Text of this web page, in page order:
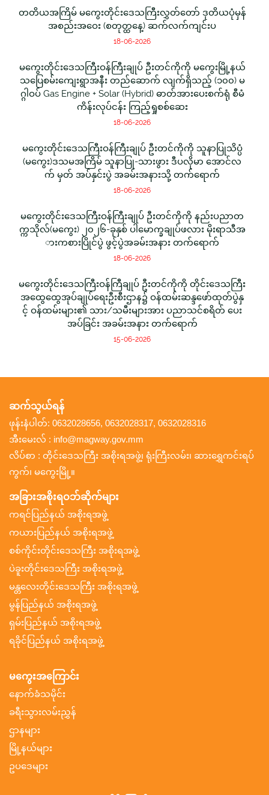
တတိယအကြိမ် မကွေးတိုင်းဒေသကြီးလွှတ်တော် ဒုတိယပုံမှန်
အစည်းအဝေး (စတုတ္ထနေ့) ဆက်လက်ကျင်းပ
18-06-2026
မကွေးတိုင်းဒေသကြီးဝန်ကြီးချုပ် ဦးတင်ကိုကို မကွေးမြို့နယ်
သပြေစမ်းကျေးရွာအနီး တည်ဆောက် လျက်ရှိသည့် (၁၀၀) မ
ဂ္ဂါဝပ် Gas Engine + Solar (Hybrid) ဓာတ်အားပေးစက်ရုံ စီမံ
ကိန်းလုပ်ငန်း ကြည့်ရှုစစ်ဆေး
18-06-2026
မကွေးတိုင်းဒေသကြီးဝန်ကြီးချုပ် ဦးတင်ကိုကို သူနာပြုသိပ္ပံ
(မကွေး)ဒသမအကြိမ် သူနာပြု-သားဖွား ဒီပလိုမာ အောင်လ
က် မှတ် အပ်နှင်းပွဲ အခမ်းအနားသို့ တက်ရောက်
18-06-2026
မကွေးတိုင်းဒေသကြီးဝန်ကြီးချုပ် ဦးတင်ကိုကို နည်းပညာတ
က္ကသိုလ်(မကွေး) ၂၀၂၆-ခုနှစ် ပါမောက္ခချုပ်ဖလား မိုးရာသီအ
ားကစားပြိုင်ပွဲ ဖွင့်ပွဲအခမ်းအနား တက်ရောက်
18-06-2026
မကွေးတိုင်းဒေသကြီးဝန်ကြီချုပ် ဦးတင်ကိုကို တိုင်းဒေသကြီး
အထွေထွေအုပ်ချုပ်ရေးဦးစီးဌာန၌ ဝန်ထမ်းဆန္ဒဖော်ထုတ်ပွဲနှ
င့် ဝန်ထမ်းများ၏ သား/သမီးများအား ပညာသင်စရိတ် ပေး
အပ်ခြင်း အခမ်းအနား တက်ရောက်
15-06-2026
ဆက်သွယ်ရန်
ဖုန်းနံပါတ်: 0632028656, 0632028317, 0632028316
အီးမေးလ် : info@magway.gov.mm
လိပ်စာ : တိုင်းဒေသကြီး အစိုးရအဖွဲ့၊ ရုံးကြီးလမ်း၊ ဆားရွှေကင်းရပ်
ကွက်၊ မကွေးမြို့။
အခြားအစိုးရဝဘ်ဆိုက်များ
ကရင်ပြည်နယ် အစိုးရအဖွဲ့
ကယားပြည်နယ် အစိုးရအဖွဲ့
စစ်ကိုင်းတိုင်းဒေသကြီး အစိုးရအဖွဲ့
ပဲခူးတိုင်းဒေသကြီး အစိုးရအဖွဲ့
မန္တလေးတိုင်းဒေသကြီး အစိုးရအဖွဲ့
မွန်ပြည်နယ် အစိုးရအဖွဲ့
ရှမ်းပြည်နယ် အစိုးရအဖွဲ့
ရခိုင်ပြည်နယ် အစိုးရအဖွဲ့
မကွေးအကြောင်း
နောက်ခံသမိုင်း
ခရီးသွားလမ်းညွှန်
ဌာနများ
မြို့နယ်များ
ဥပဒေများ